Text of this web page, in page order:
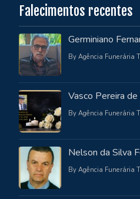
Falecimentos recentes
Germiniano
By Agência Funerária
Vasco Pereira de
By Agência Funerária
Nelson da Silva
By Agência Funerária